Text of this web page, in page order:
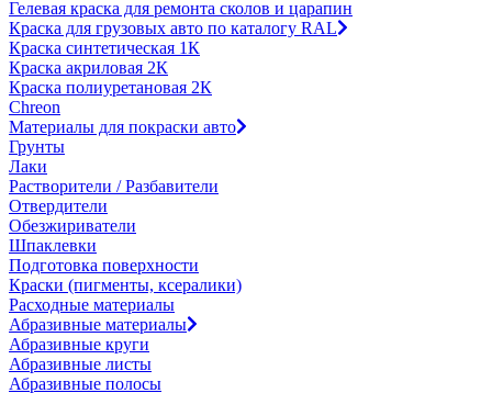
Гелевая краска для ремонта сколов и царапин
Краска для грузовых авто по каталогу RAL
Краска синтетическая 1К
Краска акриловая 2К
Краска полиуретановая 2К
Chreon
Материалы для покраски авто
Грунты
Лаки
Растворители / Разбавители
Отвердители
Обезжириватели
Шпаклевки
Подготовка поверхности
Краски (пигменты, ксералики)
Расходные материалы
Абразивные материалы
Абразивные круги
Абразивные листы
Абразивные полосы